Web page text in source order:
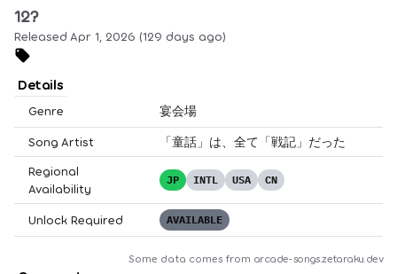
12?
Released Apr 1, 2026 (129 days ago)
Details
Genre 宴会場
Song Artist
「童話」は、全て「戦記」だった
Regional
Availability
JP INTL USA CN
Unlock Required AVAILABLE
Some data comes from arcade-songs.zetaraku.dev